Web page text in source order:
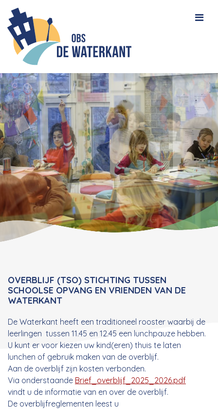
OVERBLIJF (TSO) STICHTING TUSSEN
SCHOOLSE OPVANG EN VRIENDEN VAN DE
WATERKANT
De Waterkant heeft een traditioneel rooster waarbij de
leerlingen tussen 11.45 en 12.45 een lunchpauze hebben.
U kunt er voor kiezen uw kind(eren) thuis te laten
lunchen of gebruik maken van de overblijf.
Aan de overblijf zijn kosten verbonden.
Via onderstaande Brief_overblijf_2025_2026.pdf
vindt u de informatie van en over de overblijf.
De overblijfreglementen leest u